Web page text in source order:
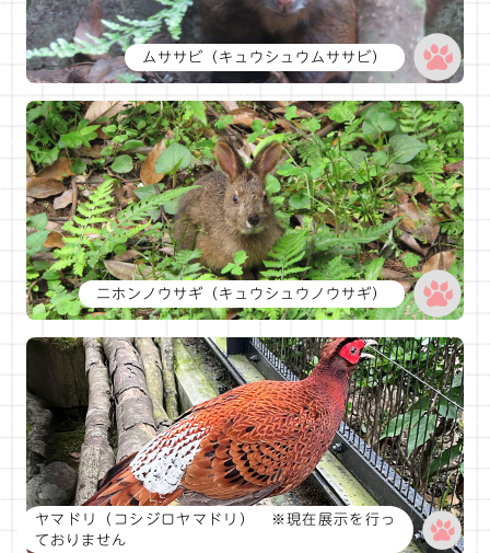
ムササビ（キュウシュウムササビ）
ニホンノウサギ（キュウシュウノウサギ）
ヤマドリ（コシジロヤマドリ） ※現在展示を行っ
ておりません